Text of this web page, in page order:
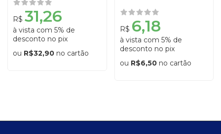
R$ 31,26
à vista com 5% de
desconto no pix
ou R$32,90 no cartão
R$ 6,18
à vista com 5% de
desconto no pix
ou R$6,50no cartão